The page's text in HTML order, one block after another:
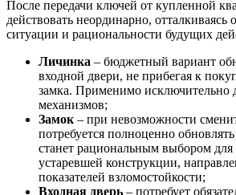
После передачи ключей от купленной
действовать неординарно, отталкиваясь
ситуации и рациональности будущих
Личинка – бюджетный вариант
входной двери, не прибегая к
замка. Применимо исключительно
механизмов;
Замок– при невозможности
потребуется полноценно
станет рациональным выбором
устаревшей конструкции,
показателей взломостойкости;
Входная дверь – потребует